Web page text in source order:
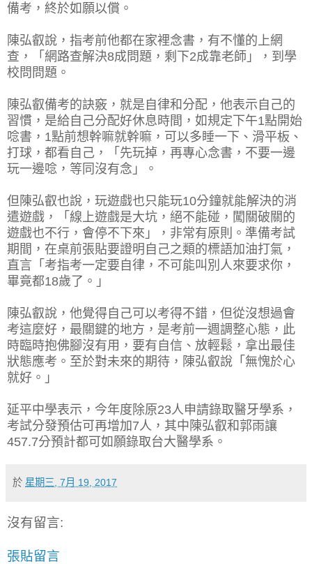
備考，終於如願以償。
陳弘叡說，指考前他都在家裡念書，有不懂的上網
查，「網路查解決8成問題，剩下2成靠老師」，到學
校問問題。
陳弘叡備考的訣竅，就是自律和分配，他表示自己的
習慣，是給自己分配好休息時間，如規定下午1點開始
唸書，1點前想幹嘛就幹嘛，可以多睡一下、滑平板、
打球，都看自己，「先玩掉，再專心念書，不要一邊
玩一邊唸，等同沒有念」。
但陳弘叡也說，玩遊戲也只能玩10分鐘就能解決的消
遣遊戲，「線上遊戲是大坑，絕不能碰，闖關破關的
遊戲也不行，會停不下來」，非常有原則。準備考試
期間，在桌前張貼要證明自己之類的標語加油打氣，
直言「考指考一定要自律，不可能叫別人來要求你，
畢竟都18歲了。」
陳弘叡說，他覺得自己可以考得不錯，但從沒想過會
考這麼好，最關鍵的地方，是考前一週調整心態，此
時臨時抱佛腳沒有用，要有自信、放輕鬆，拿出最佳
狀態應考。至於對未來的期待，陳弘叡說「無愧於心
就好。」
延平中學表示，今年度除原23人申請錄取醫牙學系，
考試分發預估可再增加7人，其中陳弘叡和郭雨讓
457.7分預計都可如願錄取台大醫學系。
於 星期三, 7月 19, 2017
沒有留言:
張貼留言